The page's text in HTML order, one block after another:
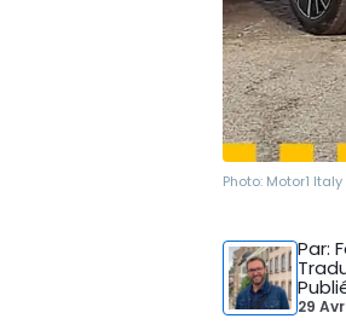
Photo: Motor1 Italy
Par:
29 Avr